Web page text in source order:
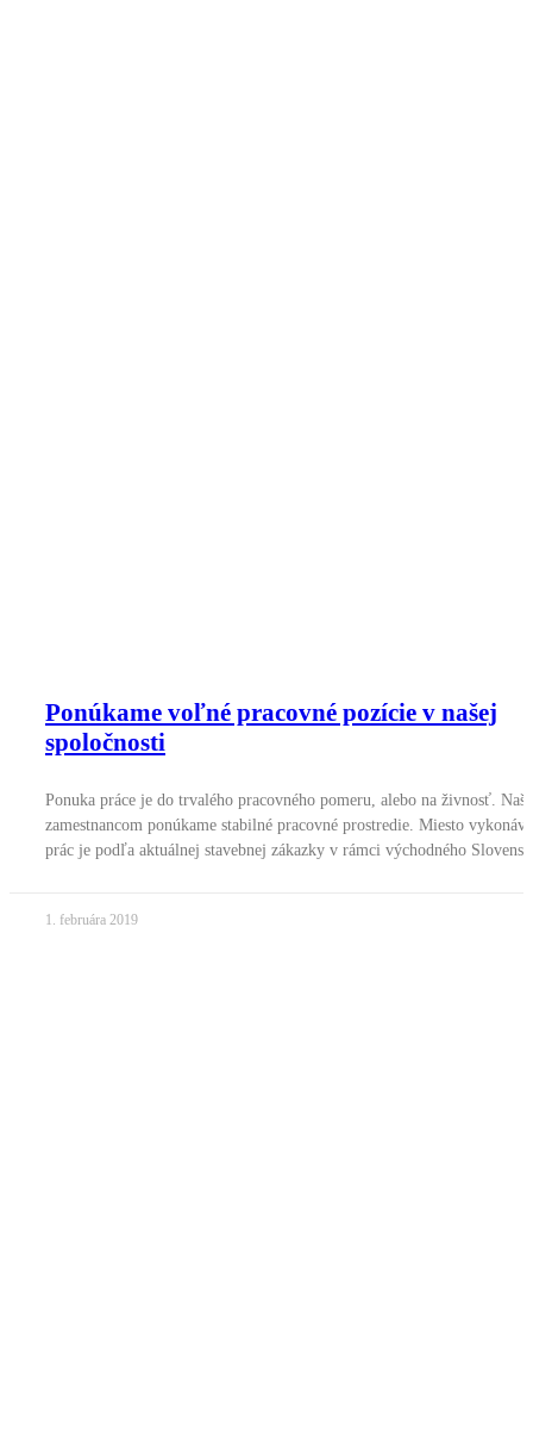
Ponúkame voľné pracovné pozície v našej
spoločnosti
Ponuka práce je do trvalého pracovného pomeru, alebo na živnosť.
zamestnancom ponúkame stabilné pracovné prostredie. Miesto
prác je podľa aktuálnej stavebnej zákazky v rámci východného
1. februára 2019